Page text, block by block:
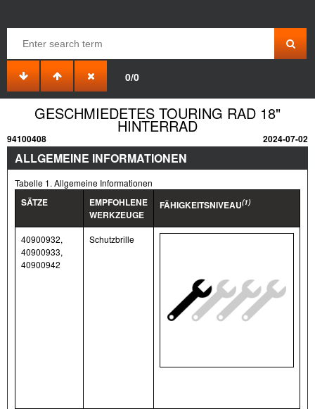
0/0
GESCHMIEDETES TOURING RAD 18"
HINTERRAD
94100408 2024-07-02
ALLGEMEINE INFORMATIONEN
Tabelle 1. Allgemeine Informationen
SÄTZE
EMPFOHLENE
WERKZEUGE
FÄHIGKEITSNIVEAU(1)
40900932,
40900933,
40900942
Schutzbrille